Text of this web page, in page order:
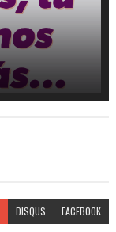
DISQUS FACEBOOK